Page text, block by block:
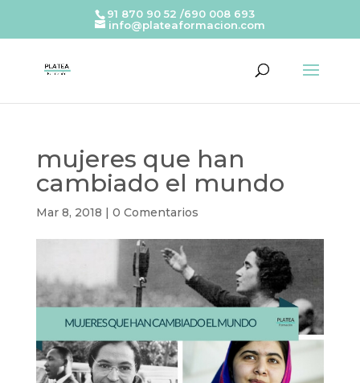
91 870 90 52 /690 008 693
info@plateaformacion.com
mujeres que han
cambiado el mundo
Mar 8, 2018 | 0 Comentarios